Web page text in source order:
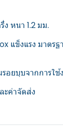
หนา 1.2 มม.
แข็งแรง มาตร
อยบุบจากการใช้
ะค่าจัดส่ง